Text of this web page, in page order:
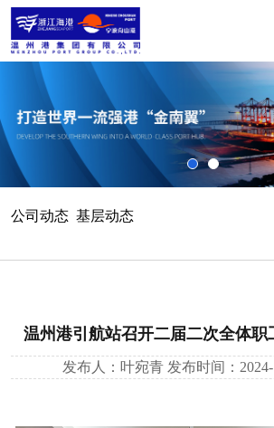
公司动态 基层动态
温州港引航站召开二届二次全体职
发布人：叶宛青 发布时间：